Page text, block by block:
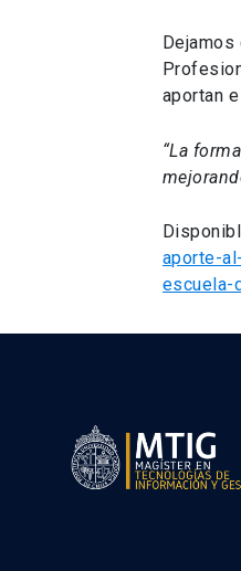
aportan
“La
aporte-
escuela-